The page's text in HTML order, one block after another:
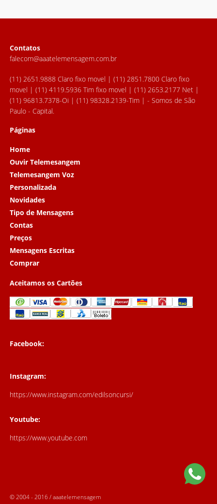
Contatos
falecom@aaatelemensagem.com.br
(11) 2651.9888 Claro fixo movel | (11) 2851.7800 Claro fixo
movel | (11) 4119.5936 Tim fixo movel | (11) 2653.2177 Net |
(11) 96813.7378-Oi | (11) 98328.2139-Tim | - Somos de São
Paulo - Capital.
Páginas
Home
Ouvir Telemesangem
Telemesangem Voz
Personalizada
Novidades
Tipo de Mensagens
Contas
Preços
Mensagens Escritas
Comprar
Aceitamos os Cartões
Facebook:
Instagram:
https://www.instagram.com/edilsoncursi/
Youtube:
https://www.youtube.com
© 2004 - 2016 / aaatelemensagem